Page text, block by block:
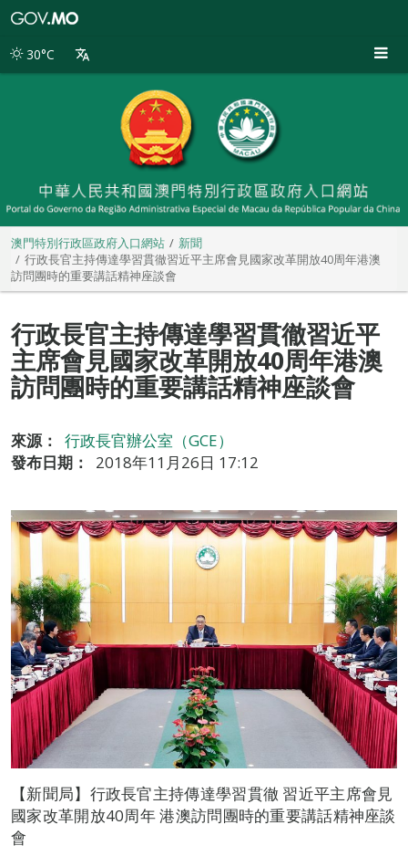
別
30°C
澳門特別行政區政府入口網站
新聞
行政長官主持傳達學習貫徹習近平主席會見國家改革開放40周年港澳
訪問團時的重要講話精神座談會
行政長官主持傳達學習貫徹習近平
主席會見國家改革開放40周年港澳
訪問團時的重要講話精神座談會
來源：
行政長官辦公室（GCE）
發布日期：
2018年11月26日 17:12
【新聞局】行政長官主持傳達學習貫徹 習近平主席會見
國家改革開放40周年 港澳訪問團時的重要講話精神座談
會